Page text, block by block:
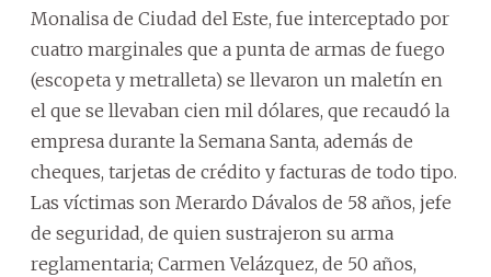
Monalisa de Ciudad del Este, fue interceptado por
cuatro marginales que a punta de armas de fuego
(escopeta y metralleta) se llevaron un maletín en
el que se llevaban cien mil dólares, que recaudó la
empresa durante la Semana Santa, además de
cheques, tarjetas de crédito y facturas de todo tipo.
Las víctimas son Merardo Dávalos de 58 años, jefe
de seguridad, de quien sustrajeron su arma
reglamentaria; Carmen Velázquez, de 50 años,